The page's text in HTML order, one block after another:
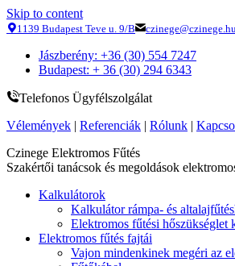
Skip to content
1139 Budapest Teve u. 9/B
Jászberény: +36 (30) 554 7247
Budapest: + 36 (30) 294 6343
Telefonos Ügyfélszolgálat
Vélemények | Referenciák | Rólunk |
Czinege Elektromos Fűtés
Szakértői tanácsok és megoldások
Kalkulátorok
Kalkulátor rámpa- és
Elektromos fűtési hőszükséglet
Elektromos fűtés fajtái
Vajon mindenkinek megéri az